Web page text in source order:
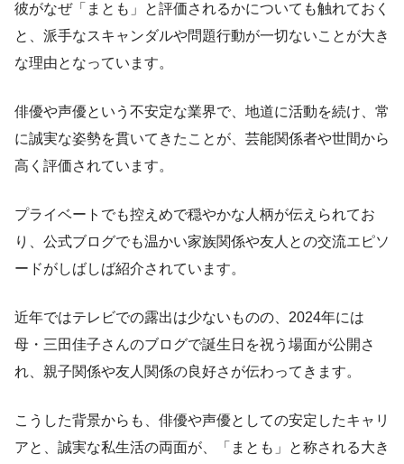
彼がなぜ「まとも」と評価されるかについても触れておく
と、派手なスキャンダルや問題行動が一切ないことが大き
な理由となっています。
俳優や声優という不安定な業界で、地道に活動を続け、常
に誠実な姿勢を貫いてきたことが、芸能関係者や世間から
高く評価されています。
プライベートでも控えめで穏やかな人柄が伝えられてお
り、公式ブログでも温かい家族関係や友人との交流エピソ
ードがしばしば紹介されています。
近年ではテレビでの露出は少ないものの、2024年には
母・三田佳子さんのブログで誕生日を祝う場面が公開さ
れ、親子関係や友人関係の良好さが伝わってきます。
こうした背景からも、俳優や声優としての安定したキャリ
アと、誠実な私生活の両面が、「まとも」と称される大き